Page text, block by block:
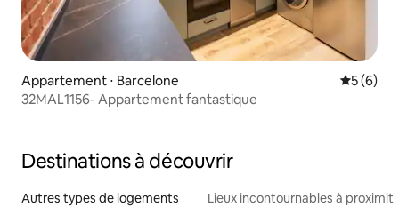
Appartement ⋅ Barcelone
5 (6)
32MAL1156- Appartement fantastique
Destinations à découvrir
Autres types de logements Lieux incontournables à